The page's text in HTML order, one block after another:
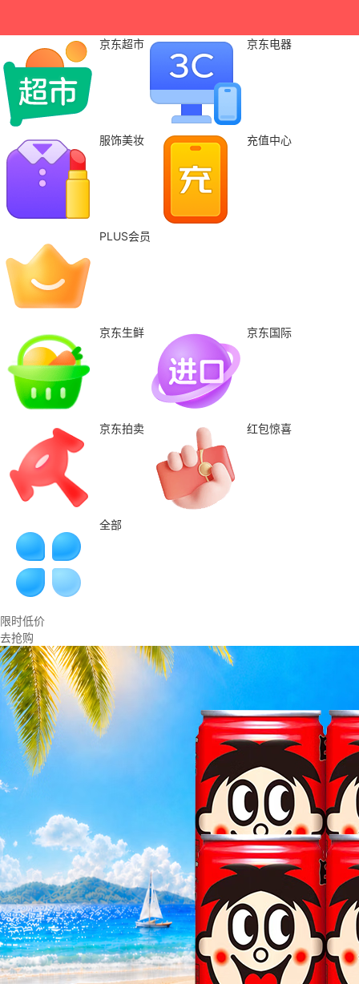
京东超市 京东电器
服饰美妆 充值中心
PLUS会员
京东生鲜 京东国际
京东拍卖 红包惊喜
全部
限时低价
去抢购